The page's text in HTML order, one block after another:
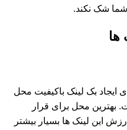
شک نکند.
ایجاد بک لینک باکیفیت محل
بهترین محل برای قرار
این لینک ها بسیار بیشتر